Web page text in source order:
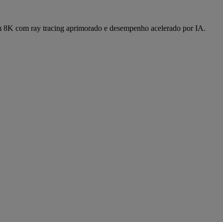
com ray tracing aprimorado e desempenho acelerado por IA.